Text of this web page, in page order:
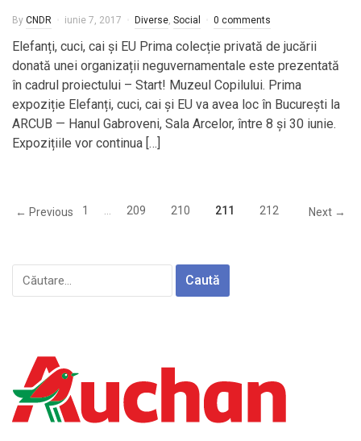
By CNDR iunie 7, 2017 Diverse, Social 0 comments
Elefanți, cuci, cai și EU Prima colecție privată de jucării
donată unei organizații neguvernamentale este prezentată
în cadrul proiectului – Start! Muzeul Copilului. Prima
expoziție Elefanți, cuci, cai și EU va avea loc în București la
ARCUB — Hanul Gabroveni, Sala Arcelor, între 8 și 30 iunie.
Expozițiile vor continua […]
← Previous 1 209 210 211 212 Next →
Caută
după: